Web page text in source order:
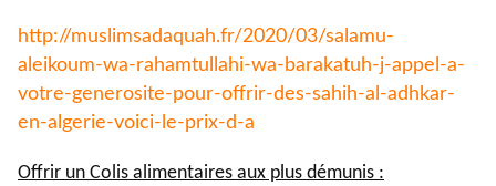
http://muslimsadaquah.fr/2020/03/salamu-
aleikoum-wa-rahamtullahi-wa-barakatuh-j-appel-a-
votre-generosite-pour-offrir-des-sahih-al-adhkar-
en-algerie-voici-le-prix-d-a
Offrir un Colis alimentaires aux plus démunis :